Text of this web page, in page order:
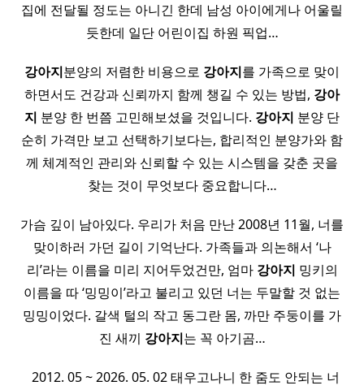
집에 전달될 정도는 아니긴 한데 남성 아이에게나 어울릴
듯한데 일단 어린이집 하원 픽업…
강아지분양의 저렴한 비용으로 강아지를 가족으로 맞이
하면서도 건강과 신뢰까지 함께 챙길 수 있는 방법, 강아
지 분양 한 번쯤 고민해보셨을 것입니다. 강아지 분양 단
순히 가격만 보고 선택하기보다는, 합리적인 분양가와 함
께 체계적인 관리와 신뢰할 수 있는 시스템을 갖춘 곳을
찾는 것이 무엇보다 중요합니다…
가슴 깊이 남아있다. 우리가 처음 만난 2008년 11월, 너를
맞이하러 가던 길이 기억난다. 가족들과 의논해서 ‘나
리’라는 이름을 미리 지어두었건만, 엄마 강아지 밍키의
이름을 따 ‘밍밍이’라고 불리고 있던 너는 두말할 것 없는
밍밍이었다. 갈색 털의 작고 동그란 몸, 까만 주둥이를 가
진 새끼 강아지는 꼭 아기곰…
​ ​ 2012. 05 ~ 2026. 05. 02 태우고나니 한 줌도 안되는 너